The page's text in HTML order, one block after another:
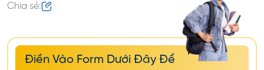
: Ký túc xá (Khoảng 1 đến 2 triệu
VNĐ/tháng); Thuê nhà ngoài (Khoảng 3 đến 5
triệu VNĐ/tháng).
Chia sẻ:
Điền Vào Form Dưới Đây Để